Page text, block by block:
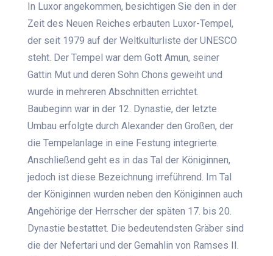
In Luxor angekommen, besichtigen Sie den in der
Zeit des Neuen Reiches erbauten Luxor-Tempel,
der seit 1979 auf der Weltkulturliste der UNESCO
steht. Der Tempel war dem Gott Amun, seiner
Gattin Mut und deren Sohn Chons geweiht und
wurde in mehreren Abschnitten errichtet.
Baubeginn war in der 12. Dynastie, der letzte
Umbau erfolgte durch Alexander den Großen, der
die Tempelanlage in eine Festung integrierte.
Anschließend geht es in das Tal der Königinnen,
jedoch ist diese Bezeichnung irreführend. Im Tal
der Königinnen wurden neben den Königinnen auch
Angehörige der Herrscher der späten 17. bis 20.
Dynastie bestattet. Die bedeutendsten Gräber sind
die der Nefertari und der Gemahlin von Ramses II.